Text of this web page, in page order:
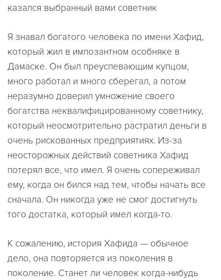
казался выбранный вами советник
Я знавал богатого человека по имени Хафид,
который жил в импозантном особняке в
Дамаске. Он был преуспевающим купцом,
много работал и много сберегал, а потом
неразумно доверил умножение своего
богатства неквалифицированному советнику,
который неосмотрительно растратил деньги в
очень рискованных предприятиях. Из-за
неосторожных действий советника Хафид
потерял все, что имел. Я очень сопереживал
ему, когда он бился над тем, чтобы начать все
сначала. Он никогда уже не смог достигнуть
того достатка, который имел когда-то.
К сожалению, история Хафида — обычное
дело, она повторяется из поколения в
поколение. Станет ли человек когда-нибудь